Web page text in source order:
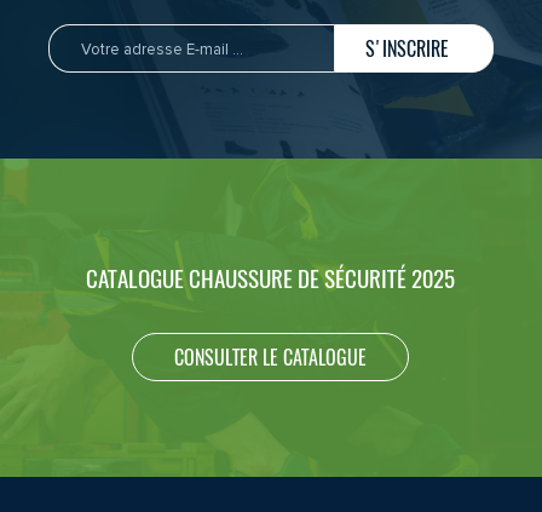
S'INSCRIRE
CATALOGUE CHAUSSURE DE SÉCURITÉ 2025
CONSULTER LE CATALOGUE